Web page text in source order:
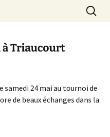
Multisports
course à pied,
Triaucourt
samedi 24 mai au tournoi de
de beaux échanges dans la